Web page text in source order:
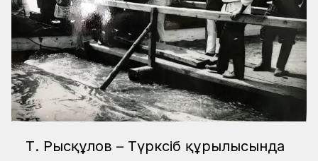
Т. Рысқұлов – Түрксіб құрылысында